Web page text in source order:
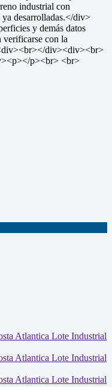
industrial con
desarrolladas.</div>
y demás datos
verificarse con la
div><div><br>
p><br> <br>